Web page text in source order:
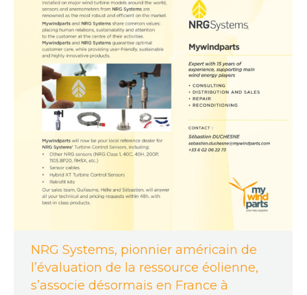
NRG Systems, pionnier américain de
l’évaluation de la ressource éolienne,
s’associe désormais en France à